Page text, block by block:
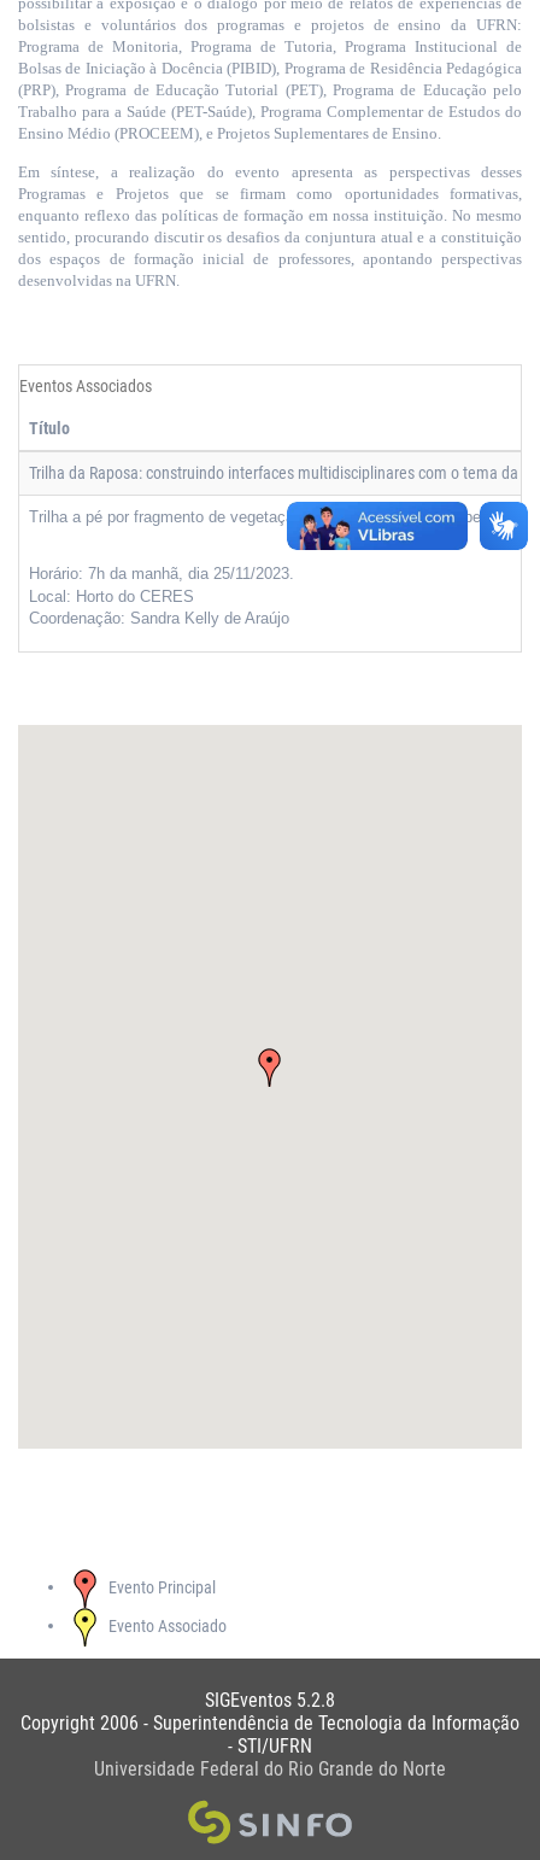
bolsistas e voluntários dos programas e projetos de ensino da UFRN:
Programa de Monitoria, Programa de Tutoria, Programa Institucional de
Bolsas de Iniciação à Docência (PIBID), Programa de Residência Pedagógica
(PRP), Programa de Educação Tutorial (PET), Programa de Educação pelo
Trabalho para a Saúde (PET-Saúde), Programa Complementar de Estudos do
Ensino Médio (PROCEEM), e Projetos Suplementares de Ensino.
Em síntese, a realização do evento apresenta as perspectivas desses
Programas e Projetos que se firmam como oportunidades formativas,
enquanto reflexo das políticas de formação em nossa instituição. No mesmo
sentido, procurando discutir os desafios da conjuntura atual e a constituição
dos espaços de formação inicial de professores, apontando perspectivas
desenvolvidas na UFRN.
Eventos Associados
Título
Trilha da Raposa: construindo interfaces multidisciplinares com o tema da
Trilha a pé por fragmento de vegetação nativa da Caatinga no
Horário: 7h da manhã, dia 25/11/2023.
Local: Horto do CERES
Coordenação: Sandra Kelly de Araújo
Evento Principal
Evento Associado
SIGEventos 5.2.8
Copyright 2006 - Superintendência de Tecnologia da Informação
- STI/UFRN
Universidade Federal do Rio Grande do Norte